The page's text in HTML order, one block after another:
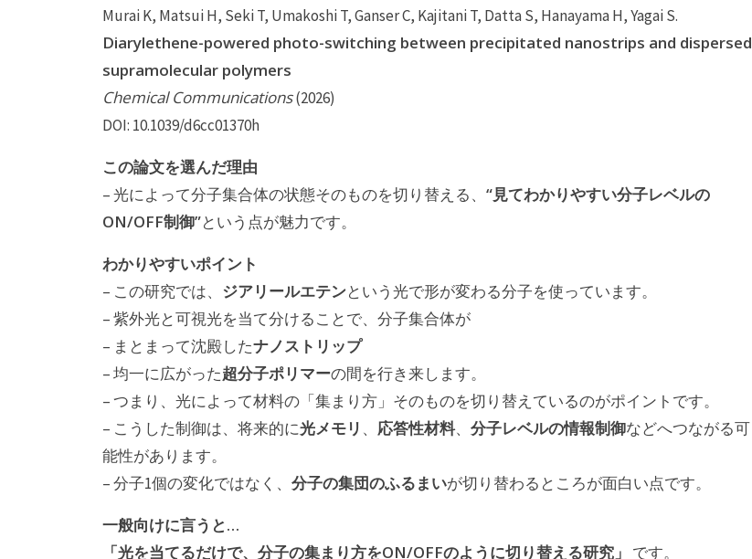
Murai K, Matsui H, Seki T, Umakoshi T, Ganser C, Kajitani T, Datta S, Hanayama H, Yagai S.
Diarylethene-powered photo-switching between precipitated nanostrips and dispersed
supramolecular polymers
Chemical Communications(2026)
DOI: 10.1039/d6cc01370h
この論文を選んだ理由
– 光によって分子集合体の状態そのものを切り替える、 “見てわかりやすい分子レベルの
ON/OFF制御”という点が魅力です。
わかりやすいポイント
– この研究では、 ジアリールエテンという光で形が変わる分子を使っています。
– 紫外光と可視光を当て分けることで、分子集合体が
– まとまって沈殿したナノストリップ
– 均一に広がった超分子ポリマーの間を行き来します。
– つまり、光によって材料の「集まり方」そのものを切り替えているのがポイントです。
– こうした制御は、将来的に光メモリ 、 応答性材料、 分子レベルの情報制御などへつながる可
能性があります。
– 分子1個の変化ではなく、 分子の集団のふるまいが切り替わるところが面白い点です。
一般向けに言うと…
「光を当てるだけで、分子の集まり方をON/OFFのように切り替える研究」 です。